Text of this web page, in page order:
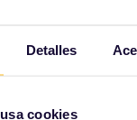
Detalles
cookies